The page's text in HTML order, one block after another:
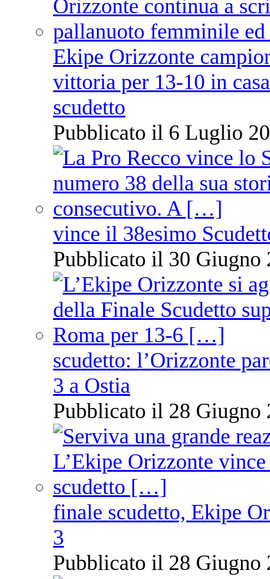
Ekipe Orizzonte
vittoria per 13-10 in
scudetto
Pubblicato il 6 Luglio
vince il 38esimo
Pubblicato il 30 Giugno
scudetto: l’Orizzonte
3 a Ostia
Pubblicato il 28 Giugno
finale scudetto, Ekipe
3
Pubblicato il 28 Giugno